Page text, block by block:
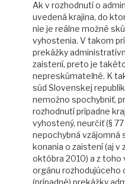
Ak v rozhodnutí o
uvedená krajina, do
nie je reálne možné
vyhostenia. V takom
prekážky
zaistení, preto je
nepreskúmateľné. K
súd Slovenskej
nemožno spochybniť,
rozhodnutí prípadne
vyhostený, neurčiť (§ 77
nepochybná vzájomná
konania o zaistení (aj v
októbra 2010) a z toho
orgánu rozhodujúceho
(prípadné) prekážky